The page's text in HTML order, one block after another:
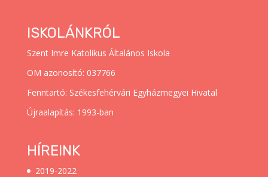
ISKOLÁNKRÓL
Szent Imre Katolikus Általános Iskola
OM azonosító: 037766
Fenntartó: Székesfehérvári Egyházmegyei Hivatal
Újraalapítás: 1993-ban
HÍREINK
2019-2022